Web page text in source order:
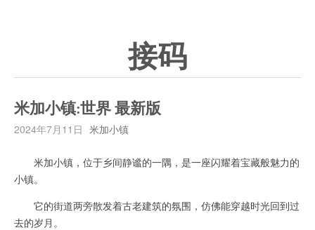
接码
米加小镇:世界 最新版
2024年7月11日 米加小镇
米加小镇，位于乡间静谧的一隅，是一座闪耀着宝藏般魅力的
小镇。
它的街道两旁散发着古老建筑的氛围，仿佛能穿越时光回到过
去的岁月。